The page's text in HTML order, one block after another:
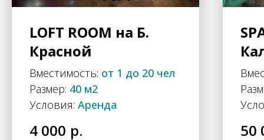
LOFT ROOM на Б.
Красной
Вместимость: от 1 до 20 чел
Размер: 40 м2
Условия: Аренда
4 000 р. 50